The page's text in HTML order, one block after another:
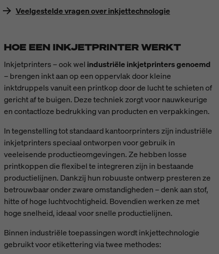
Veelgestelde vragen over inkjettechnologie
HOE EEN INKJETPRINTER WERKT
Inkjetprinters – ook wel industriële inkjetprinters genoemd
– brengen inkt aan op een oppervlak door kleine
inktdruppels vanuit een printkop door de lucht te schieten of
gericht af te buigen. Deze techniek zorgt voor nauwkeurige
en contactloze bedrukking van producten en verpakkingen.
In tegenstelling tot standaard kantoorprinters zijn industriële
inkjetprinters speciaal ontworpen voor gebruik in
veeleisende productieomgevingen. Ze hebben losse
printkoppen die flexibel te integreren zijn in bestaande
productielijnen. Dankzij hun robuuste ontwerp presteren ze
betrouwbaar onder zware omstandigheden – denk aan stof,
hitte of hoge luchtvochtigheid. Bovendien werken ze met
hoge snelheid, ideaal voor snelle productielijnen.
Binnen industriële toepassingen wordt inkjettechnologie
gebruikt voor etikettering via twee methodes: